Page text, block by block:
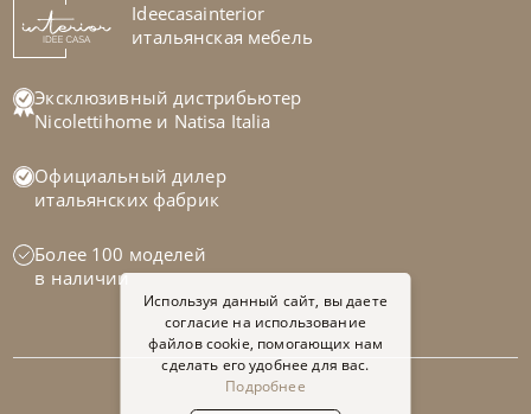
На заказ 45-90 дн
Ideecasainterior
итальянская мебель
Эксклюзивный дистрибьютер
Nicolettihome и Natisa Italia
Официальный дилер
итальянских фабрик
Более 100 моделей
в наличии
Используя данный сайт, вы даете
согласие на использование
файлов cookie, помогающих нам
сделать его удобнее для вас.
Подробнее